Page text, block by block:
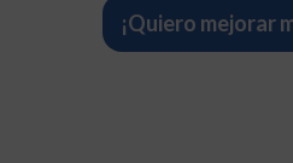
¡Quiero mejorar